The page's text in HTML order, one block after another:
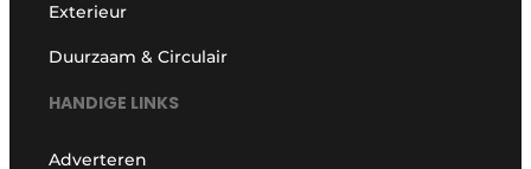
Exterieur
Duurzaam & Circulair
HANDIGE LINKS
Adverteren